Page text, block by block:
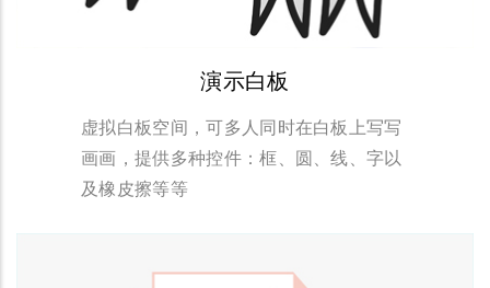
演示白板
虚拟白板空间，可多人同时在白板上写写
画画，提供多种控件：框、圆、线、字以
及橡皮擦等等